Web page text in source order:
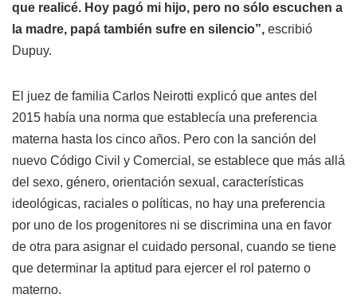
que realicé. Hoy pagó mi hijo, pero no sólo escuchen a
la madre, papá también sufre en silencio”, escribió
Dupuy.
El juez de familia Carlos Neirotti explicó que antes del
2015 había una norma que establecía una preferencia
materna hasta los cinco años. Pero con la sanción del
nuevo Código Civil y Comercial, se establece que más allá
del sexo, género, orientación sexual, características
ideológicas, raciales o políticas, no hay una preferencia
por uno de los progenitores ni se discrimina una en favor
de otra para asignar el cuidado personal, cuando se tiene
que determinar la aptitud para ejercer el rol paterno o
materno.